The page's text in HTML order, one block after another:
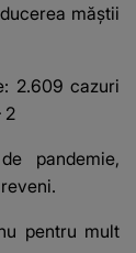
măștii
2.609 cazuri
2
pandemie,
pentru mult